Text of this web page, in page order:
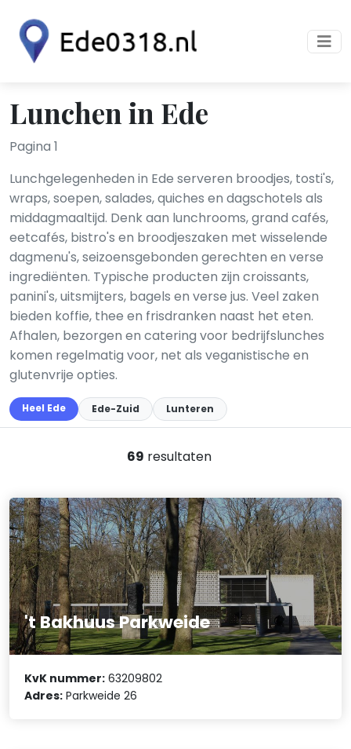
Lunchen in Ede
Pagina 1
Lunchgelegenheden in Ede serveren broodjes, tosti's,
wraps, soepen, salades, quiches en dagschotels als
middagmaaltijd. Denk aan lunchrooms, grand cafés,
eetcafés, bistro's en broodjeszaken met wisselende
dagmenu's, seizoensgebonden gerechten en verse
ingrediënten. Typische producten zijn croissants,
panini's, uitsmijters, bagels en verse jus. Veel zaken
bieden koffie, thee en frisdranken naast het eten.
Afhalen, bezorgen en catering voor bedrijfslunches
komen regelmatig voor, net als veganistische en
glutenvrije opties.
Heel Ede Ede-Zuid Lunteren
69 resultaten
't Bakhuus Parkweide
KvK nummer: 63209802
Adres: Parkweide 26